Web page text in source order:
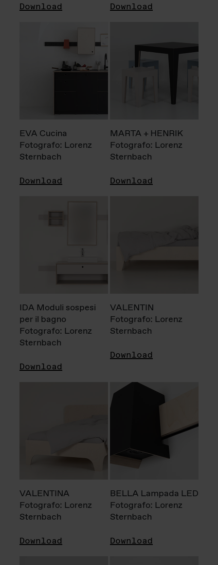
Download Download
EVA Cucina
Fotografo: Lorenz
Sternbach
Download
MARTA + HENRIK
Fotografo: Lorenz
Sternbach
Download
IDA Moduli sospesi
per il bagno
Fotografo: Lorenz
Sternbach
Download
VALENTIN
Fotografo: Lorenz
Sternbach
Download
VALENTINA
Fotografo: Lorenz
Sternbach
Download
BELLA Lampada LED
Fotografo: Lorenz
Sternbach
Download